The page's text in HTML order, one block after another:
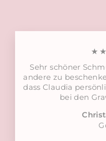
Sehr schöner
andere zu
dass Claudia
bei den